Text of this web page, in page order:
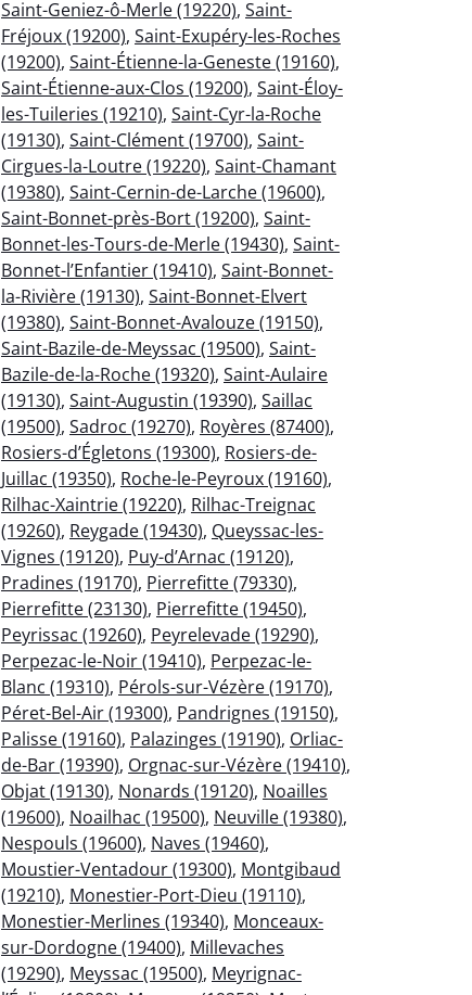
Saint-Geniez-ô-Merle (19220), Saint-
Fréjoux (19200), Saint-Exupéry-les-Roches
(19200), Saint-Étienne-la-Geneste (19160),
Saint-Étienne-aux-Clos (19200), Saint-Éloy-
les-Tuileries (19210), Saint-Cyr-la-Roche
(19130), Saint-Clément (19700), Saint-
Cirgues-la-Loutre (19220), Saint-Chamant
(19380), Saint-Cernin-de-Larche (19600),
Saint-Bonnet-près-Bort (19200), Saint-
Bonnet-les-Tours-de-Merle (19430), Saint-
Bonnet-l’Enfantier (19410), Saint-Bonnet-
la-Rivière (19130), Saint-Bonnet-Elvert
(19380), Saint-Bonnet-Avalouze (19150),
Saint-Bazile-de-Meyssac (19500), Saint-
Bazile-de-la-Roche (19320), Saint-Aulaire
(19130), Saint-Augustin (19390), Saillac
(19500), Sadroc (19270), Royères (87400),
Rosiers-d’Égletons (19300), Rosiers-de-
Juillac (19350), Roche-le-Peyroux (19160),
Rilhac-Xaintrie (19220), Rilhac-Treignac
(19260), Reygade (19430), Queyssac-les-
Vignes (19120), Puy-d’Arnac (19120),
Pradines (19170), Pierrefitte (79330),
Pierrefitte (23130), Pierrefitte (19450),
Peyrissac (19260), Peyrelevade (19290),
Perpezac-le-Noir (19410), Perpezac-le-
Blanc (19310), Pérols-sur-Vézère (19170),
Péret-Bel-Air (19300), Pandrignes (19150),
Palisse (19160), Palazinges (19190), Orliac-
de-Bar (19390), Orgnac-sur-Vézère (19410),
Objat (19130), Nonards (19120), Noailles
(19600), Noailhac (19500), Neuville (19380),
Nespouls (19600), Naves (19460),
Moustier-Ventadour (19300), Montgibaud
(19210), Monestier-Port-Dieu (19110),
Monestier-Merlines (19340), Monceaux-
sur-Dordogne (19400), Millevaches
(19290), Meyssac (19500), Meyrignac-